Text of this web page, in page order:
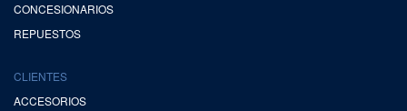
CONCESIONARIOS
REPUESTOS
CLIENTES
ACCESORIOS